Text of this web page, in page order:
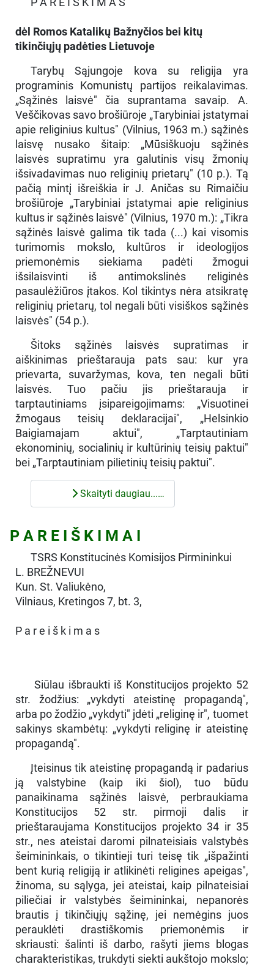
P A R E I Š K I M A S
dėl Romos Katalikų Bažnyčios bei kitų
tikinčiųjų padėties Lietuvoje
Tarybų Sąjungoje kova su religija yra
programinis Komunistų partijos reikalavimas.
„Sąžinės laisvė" čia suprantama savaip. A.
Veščikovas savo brošiūroje „Tarybiniai įstatymai
apie religinius kultus" (Vilnius, 1963 m.) sąžinės
laisvę nusako šitaip: „Mūsiškuoju sąžinės
laisvės supratimu yra galutinis visų žmonių
išsivadavimas nuo religinių prietarų" (10 p.). Tą
pačią mintį išreiškia ir J. Aničas su Rimaičiu
brošiūroje „Tarybiniai įstatymai apie religinius
kultus ir sąžinės laisvė" (Vilnius, 1970 m.): „Tikra
sąžinės laisvė galima tik tada (...) kai visomis
turimomis mokslo, kultūros ir ideologijos
priemonėmis siekiama padėti žmogui
išsilaisvinti iš antimokslinės religinės
pasaulėžiūros įtakos. Kol tikintys nėra atsikratę
religinių prietarų, tol negali būti visiškos sąžinės
laisvės" (54 p.).
Šitoks sąžinės laisvės supratimas ir
aiškinimas prieštarauja pats sau: kur yra
prievarta, suvaržymas, kova, ten negali būti
laisvės. Tuo pačiu jis prieštarauja ir
tarptautiniams įsipareigojimams: „Visuotinei
žmogaus teisių deklaracijai", „Helsinkio
Baigiamajam aktui", „Tarptautiniam
ekonominių, socialinių ir kultūrinių teisių paktui"
bei „Tarptautiniam pilietinių teisių paktui".
Skaityti daugiau...…
P A R E I Š K I M A I
TSRS Konstitucinės Komisijos Pirmininkui
L. BREŽNEVUI
Kun. St. Valiukėno,
Vilniaus, Kretingos 7, bt. 3,
P a r e i š k i m a s
Siūlau išbraukti iš Konstitucijos projekto 52
str. žodžius: „vykdyti ateistinę propagandą",
arba po žodžio „vykdyti" jdėti „religinę ir", tuomet
sakinys skambėtų: „vykdyti religinę ir ateistinę
propagandą".
Įteisinus tik ateistinę propagandą ir padarius
ją valstybine (kaip iki šiol), tuo būdu
panaikinama sąžinės laisvė, perbraukiama
Konstitucijos 52 str. pirmoji dalis ir
prieštaraujama Konstitucijos projekto 34 ir 35
str., nes ateistai daromi pilnateisiais valstybės
šeimininkais, o tikintieji turi teisę tik „išpažinti
bent kurią religiją ir atlikinėti religines apeigas",
žinoma, su sąlyga, jei ateistai, kaip pilnateisiai
piliečiai ir valstybės šeimininkai, nepanorės
brautis į tikinčiųjų sąžinę, jei nemėgins juos
perauklėti drastiškomis priemonėmis ir
skriausti: šalinti iš darbo, rašyti jiems blogas
charakteristikas, trukdyti siekti aukštojo mokslo;